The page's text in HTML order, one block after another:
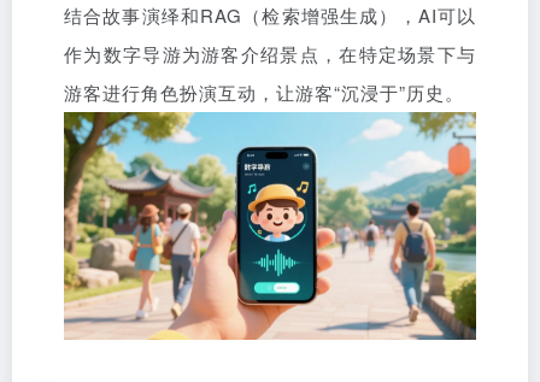
结合故事演绎和RAG（检索增强生成），AI可以
作为数字导游为游客介绍景点，在特定场景下与
游客进行角色扮演互动，让游客“沉浸于”历史。